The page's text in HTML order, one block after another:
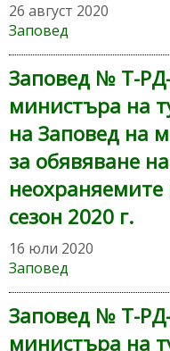
26 август 2020
Заповед
Заповед № Т-
министъра на
на Заповед на
за обявяване
неохраняемите
сезон 2020 г.
16 юли 2020
Заповед
Заповед № Т-
министъра на